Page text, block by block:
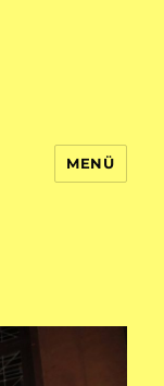
MENÜ